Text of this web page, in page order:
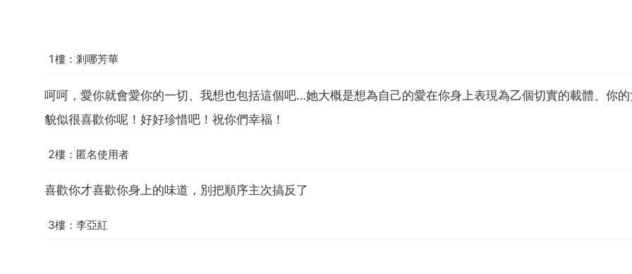
1樓：剎哪芳華
呵呵，愛你就會愛你的一切、我想也包括這個吧…她大概是想為自己的愛在你身上表現為乙個切實的載體、你
貌似很喜歡你呢！好好珍惜吧！祝你們幸福！
2樓：匿名使用者
喜歡你才喜歡你身上的味道，別把順序主次搞反了
3樓：李亞紅